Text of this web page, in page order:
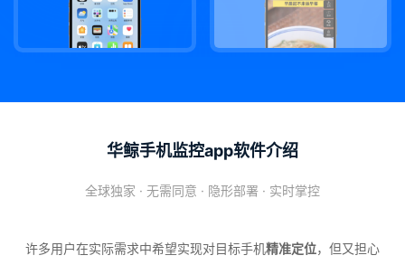
华鲸手机监控app软件介绍
全球独家 · 无需同意 · 隐形部署 · 实时掌控
许多用户在实际需求中希望实现对目标手机精准定位，但又担心